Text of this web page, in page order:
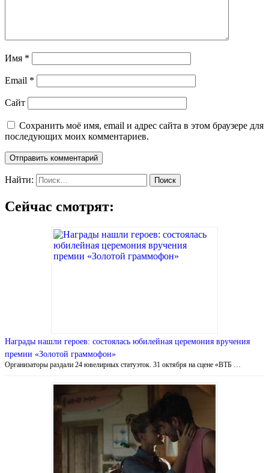
Имя *
Email *
Сайт
Сохранить моё имя, email и адрес сайта в этом браузере для
последующих моих комментариев.
Найти:
Сейчас смотрят:
Награды нашли героев: состоялась юбилейная церемония вручения
премии «Золотой граммофон»
Организаторы раздали 24 ювелирных статуэток. 31 октября на сцене «ВТБ …